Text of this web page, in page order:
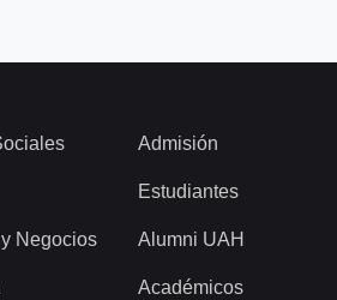
Negocios
Admisión
Estudiantes
Alumni UAH
Académicos